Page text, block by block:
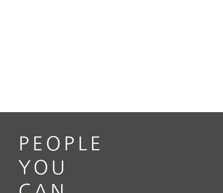
PEOPLE
YOU